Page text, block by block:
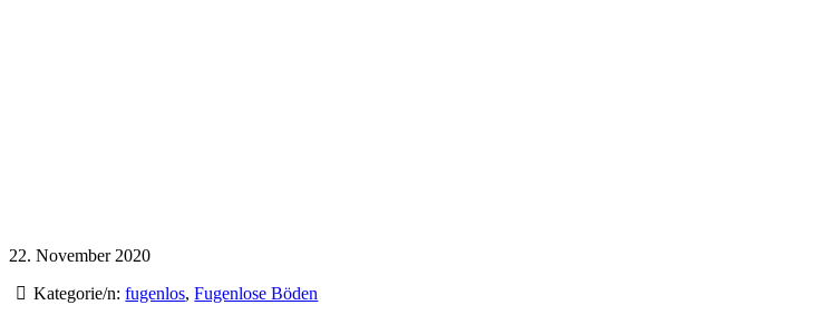
22. November 2020
Kategorie/n:fugenlos,Fugenlose Böden